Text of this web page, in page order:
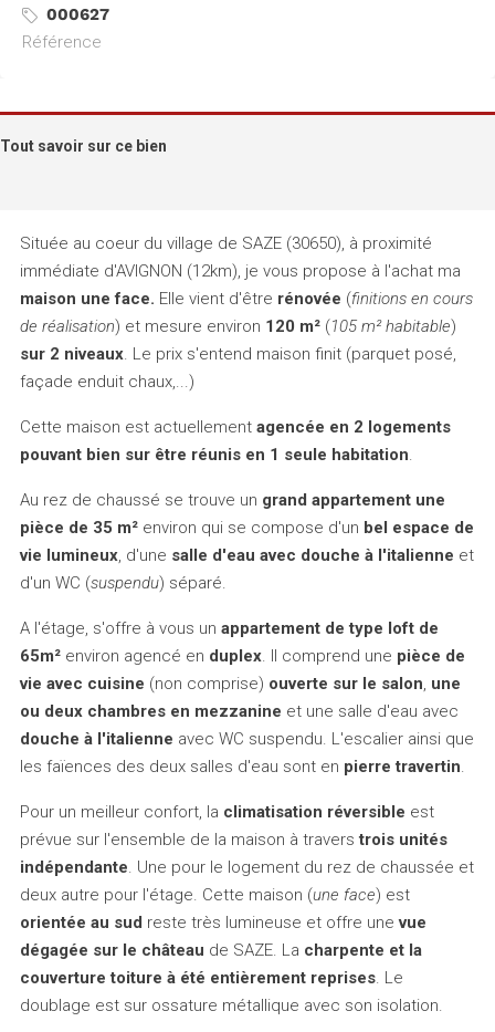
000627
Référence
Tout savoir sur ce bien
Située au coeur du village de SAZE (30650), à proximité
immédiate d'AVIGNON (12km), je vous propose à l'achat ma
maison une face. Elle vient d'être rénovée (finitions en cours
de réalisation) et mesure environ 120 m²(105 m² habitable)
sur 2 niveaux. Le prix s'entend maison finit (parquet posé,
façade enduit chaux,...)
Cette maison est actuellement agencée en 2 logements
pouvant bien sur être réunis en 1 seule habitation.
Au rez de chaussé se trouve un grand appartement une
pièce de 35 m²environ qui se compose d'un bel espace de
vie lumineux, d'une salle d'eau avec douche à l'italienne et
d'un WC (suspendu) séparé.
A l'étage, s'offre à vous un appartement de type loft de
65m²environ agencé en duplex. Il comprend une pièce de
vie avec cuisine (non comprise) ouverte sur le salon, une
ou deux chambres en mezzanine et une salle d'eau avec
douche à l'italienne avec WC suspendu. L'escalier ainsi que
les faïences des deux salles d'eau sont en pierre travertin.
Pour un meilleur confort, la climatisation réversible est
prévue sur l'ensemble de la maison à traverstrois unités
indépendante. Une pour le logement du rez de chaussée et
deux autre pour l'étage. Cette maison (une face) est
orientée au sud reste très lumineuse et offre unevue
dégagée sur le château de SAZE. La charpente et la
couverture toiture à été entièrement reprises. Le
doublage est sur ossature métallique avec son isolation.